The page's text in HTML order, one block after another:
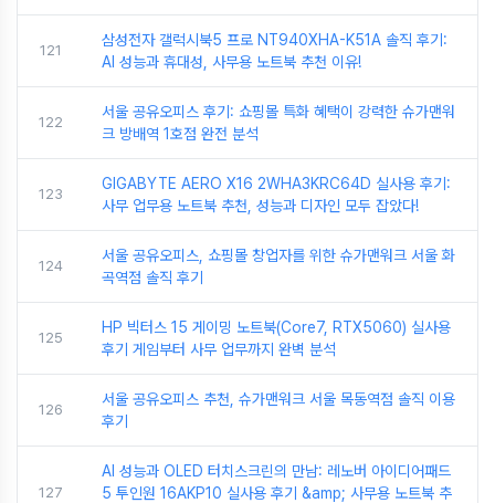
121
삼성전자 갤럭시북5 프로 NT940XHA-K51A 솔직 후기:
AI 성능과 휴대성, 사무용 노트북 추천 이유!
122
서울 공유오피스 후기: 쇼핑몰 특화 혜택이 강력한 슈가맨워
크 방배역 1호점 완전 분석
123
GIGABYTE AERO X16 2WHA3KRC64D 실사용 후기:
사무 업무용 노트북 추천, 성능과 디자인 모두 잡았다!
124
서울 공유오피스, 쇼핑몰 창업자를 위한 슈가맨워크 서울 화
곡역점 솔직 후기
125
HP 빅터스 15 게이밍 노트북(Core7, RTX5060) 실사용
후기 게임부터 사무 업무까지 완벽 분석
126
서울 공유오피스 추천, 슈가맨워크 서울 목동역점 솔직 이용
후기
127
AI 성능과 OLED 터치스크린의 만남: 레노버 아이디어패드
5 투인원 16AKP10 실사용 후기 &amp; 사무용 노트북 추